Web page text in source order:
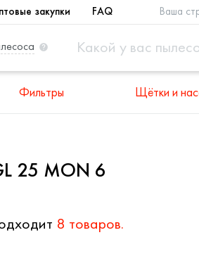
закупки FAQ Ваша
Фильтры Щётки и
25 MON 6
8 товаров.